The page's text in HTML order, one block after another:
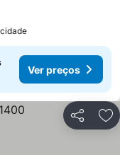
Ver preços
Partilhar